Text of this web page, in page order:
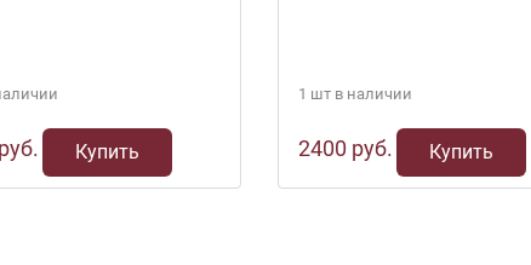
Купить
1 шт в наличии
2400 руб. Купить